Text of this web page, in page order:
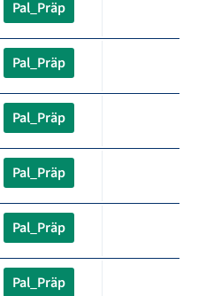
Pal_Präp
Pal_Präp
Pal_Präp
Pal_Präp
Pal_Präp
Pal_Präp